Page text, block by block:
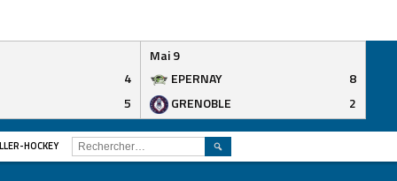
4
5
Mai 9
EPERNAY
8
GRENOBLE
2
HOCKEY RECHERCHER :